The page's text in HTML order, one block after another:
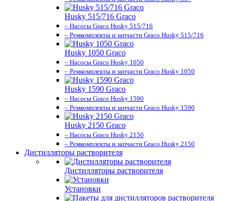
Husky 515/716 Graco
– Насосы Graco Husky 515/716
– Ремкомплекты и запчасти Graco Husky 515/716
Husky 1050 Graco
– Насосы Graco Husky 1050
– Ремкомплекты и запчасти Graco Husky 1050
Husky 1590 Graco
– Насосы Graco Husky 1590
– Ремкомплекты и запчасти Graco Husky 1590
Husky 2150 Graco
– Насосы Graco Husky 2150
– Ремкомплекты и запчасти Graco Husky 2150
Дистилляторы растворителя
Дистилляторы растворителя
Установки